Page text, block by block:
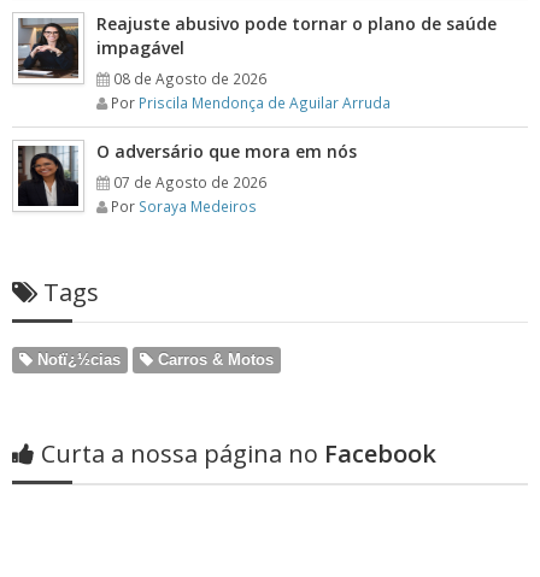
Reajuste abusivo pode tornar o plano de saúde
impagável
08 de Agosto de 2026
Por Priscila Mendonça de Aguilar Arruda
O adversário que mora em nós
07 de Agosto de 2026
Por Soraya Medeiros
Tags
Notï¿½cias Carros & Motos
Curta a nossa página no Facebook